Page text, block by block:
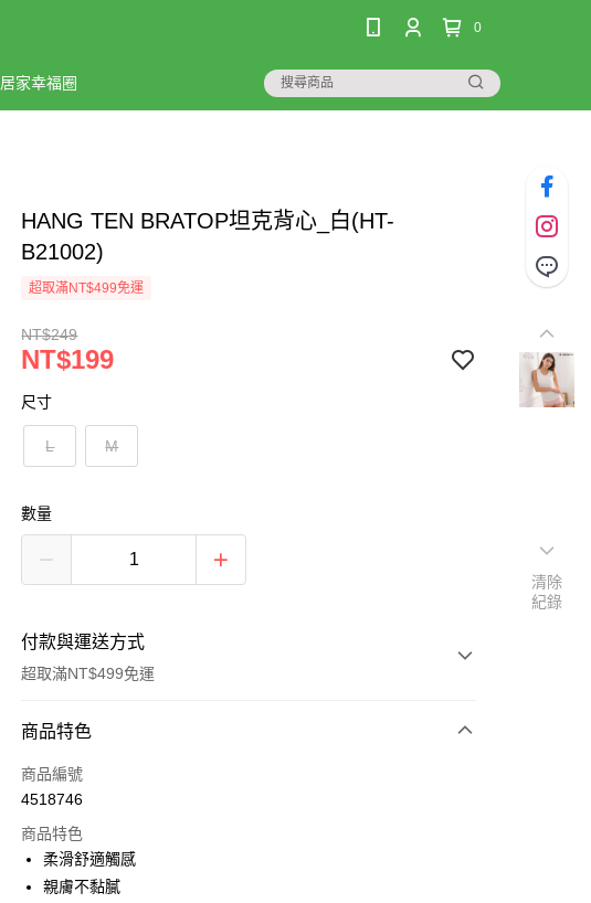
0
居家幸福圈
HANG TEN BRATOP坦克背心_白(HT-
B21002)
超取滿NT$499免運
NT$249
NT$199
尺寸
L M
數量
付款與運送方式
超取滿NT$499免運
付款方式
信用卡一次付款
LINE Pay
Apple Pay
商品特色
商品編號
4518746
商品特色
柔滑舒適觸感
親膚不黏膩
清除
紀錄